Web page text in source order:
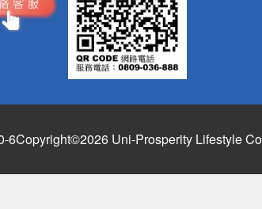
6Copyright©2026 Uni-Prosperity Lifestyle